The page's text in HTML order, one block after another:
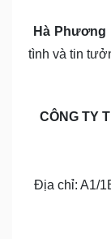
Hà Phương
tình và tin
CÔNG TY
Địa chỉ: A1/